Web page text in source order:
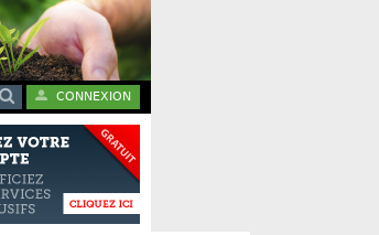
CONNEXION